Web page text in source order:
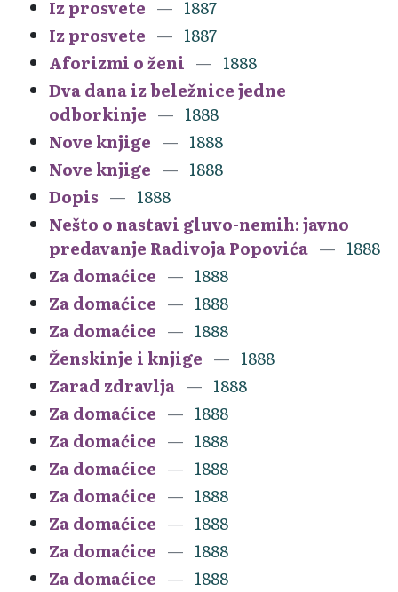
Iz prosvete
1887
Iz prosvete
1887
Aforizmi o ženi
1888
Dva dana iz beležnice jedne
odborkinje
1888
Nove knjige
1888
Nove knjige
1888
Dopis
1888
Nešto o nastavi gluvo-nemih: javno
predavanje Radivoja Popovića
1888
Za domaćice
1888
Za domaćice
1888
Za domaćice
1888
Ženskinje i knjige
1888
Zarad zdravlja
1888
Za domaćice
1888
Za domaćice
1888
Za domaćice
1888
Za domaćice
1888
Za domaćice
1888
Za domaćice
1888
Za domaćice
1888